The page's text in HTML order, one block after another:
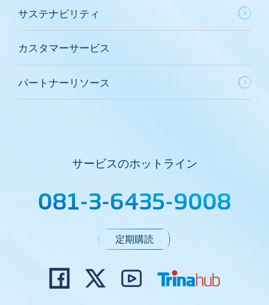
サステナビリティ
カスタマーサービス
パートナーリソース
サービスのホットライン
081-3-6435-9008
定期購読